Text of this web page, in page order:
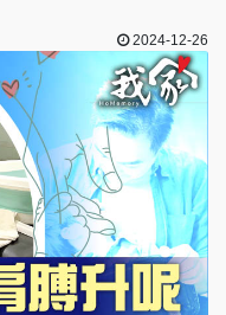
2024-12-26